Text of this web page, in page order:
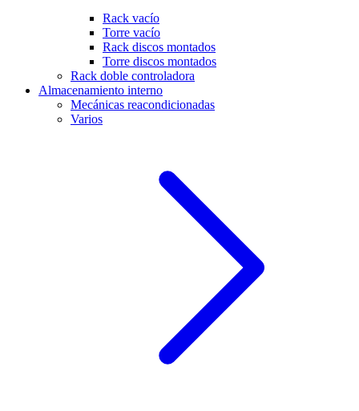
Rack vacío
Torre vacío
Rack discos montados
Torre discos montados
Rack doble controladora
Almacenamiento interno
Mecánicas reacondicionadas
Varios